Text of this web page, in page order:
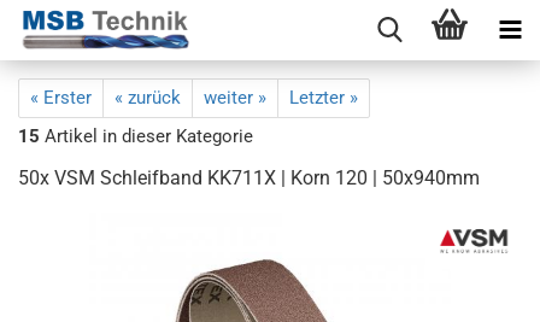
« Erster « zurück weiter »
Letzter »
15 Artikel in dieser Kategorie
50x VSM Schleifband KK711X | Korn 120 | 50x940mm